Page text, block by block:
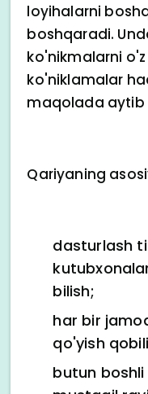
loyihalarni
boshqaradi.
ko'nikmalarni
ko'niklamalar
maqolada aytib
Qariyaning
dasturlash
bilish;
har bir
qo'yish
butun